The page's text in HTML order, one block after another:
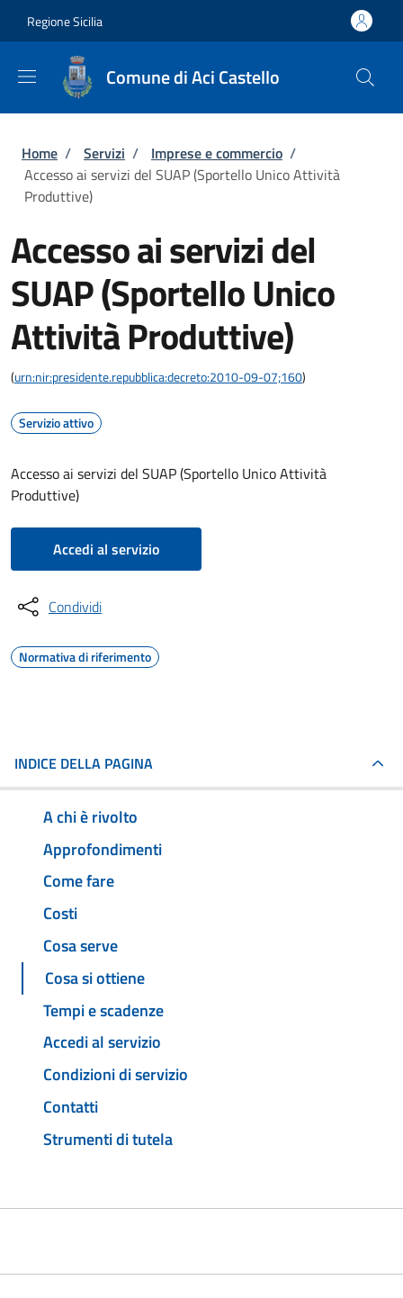
Regione Sicilia
Comune di Aci Castello
Briciole di pane
Home / Servizi / Imprese e commercio /
Accesso ai servizi del SUAP (Sportello Unico Attività
Produttive)
Accesso ai servizi del
SUAP (Sportello Unico
Attività Produttive)
(urn:nir:presidente.repubblica:decreto:2010-09-07;160)
Servizio attivo
Accesso ai servizi del SUAP (Sportello Unico Attività
Produttive)
Accedi al servizio
Condividi
Normativa di riferimento
INDICE DELLA PAGINA
A chi è rivolto
Approfondimenti
Come fare
Costi
Cosa serve
Cosa si ottiene
Tempi e scadenze
Accedi al servizio
Condizioni di servizio
Contatti
Strumenti di tutela